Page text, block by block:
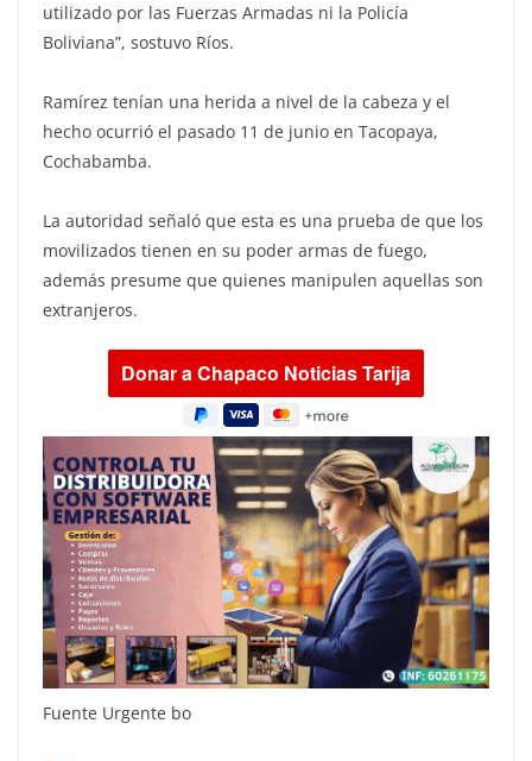
utilizado por las Fuerzas Armadas ni la Policía
Boliviana”, sostuvo Ríos.
Ramírez tenían una herida a nivel de la cabeza y el
hecho ocurrió el pasado 11 de junio en Tacopaya,
Cochabamba.
La autoridad señaló que esta es una prueba de que los
movilizados tienen en su poder armas de fuego,
además presume que quienes manipulen aquellas son
extranjeros.
Fuente Urgente bo